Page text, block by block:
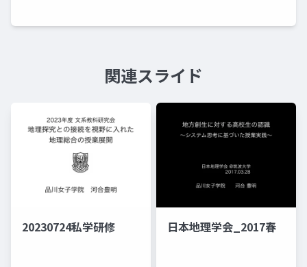
関連スライド
20230724私学研修 日本地理学会_2017春